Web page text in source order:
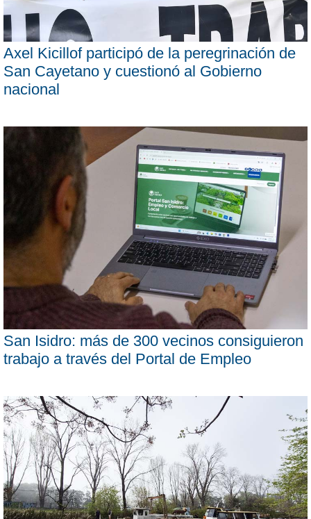
Axel Kicillof participó de la peregrinación de
San Cayetano y cuestionó al Gobierno
nacional
San Isidro: más de 300 vecinos consiguieron
trabajo a través del Portal de Empleo